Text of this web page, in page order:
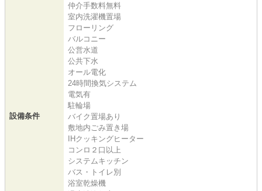
設備条件
仲介手数料無料
室内洗濯機置場
フローリング
バルコニー
公営水道
公共下水
オール電化
24時間換気システム
電気有
駐輪場
バイク置場あり
敷地内ごみ置き場
IHクッキングヒーター
コンロ２口以上
システムキッチン
バス・トイレ別
浴室乾燥機